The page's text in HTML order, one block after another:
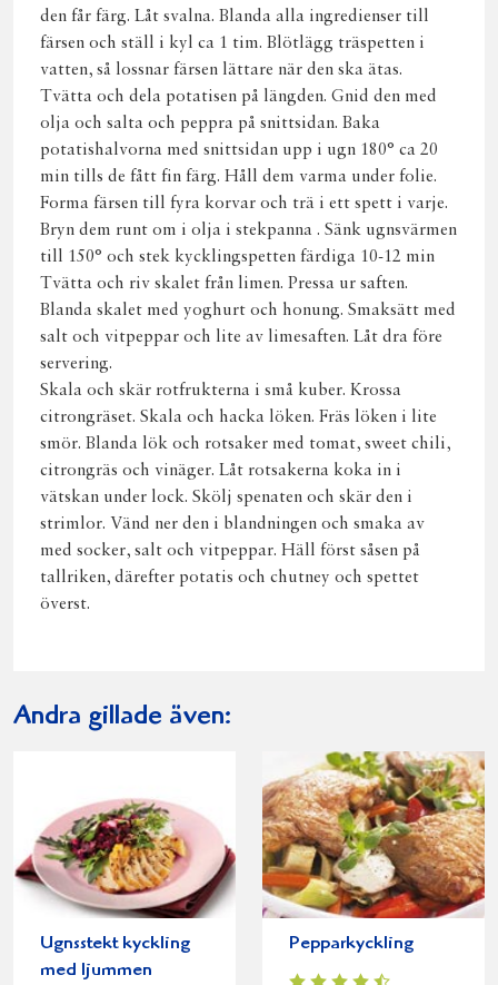
den får färg. Låt svalna. Blanda alla ingredienser till
färsen och ställ i kyl ca 1 tim. Blötlägg träspetten i
vatten, så lossnar färsen lättare när den ska ätas.
Tvätta och dela potatisen på längden. Gnid den med
olja och salta och peppra på snittsidan. Baka
potatishalvorna med snittsidan upp i ugn 180° ca 20
min tills de fått fin färg. Håll dem varma under folie.
Forma färsen till fyra korvar och trä i ett spett i varje.
Bryn dem runt om i olja i stekpanna . Sänk ugnsvärmen
till 150° och stek kycklingspetten färdiga 10-12 min
Tvätta och riv skalet från limen. Pressa ur saften.
Blanda skalet med yoghurt och honung. Smaksätt med
salt och vitpeppar och lite av limesaften. Låt dra före
servering.
Skala och skär rotfrukterna i små kuber. Krossa
citrongräset. Skala och hacka löken. Fräs löken i lite
smör. Blanda lök och rotsaker med tomat, sweet chili,
citrongräs och vinäger. Låt rotsakerna koka in i
vätskan under lock. Skölj spenaten och skär den i
strimlor. Vänd ner den i blandningen och smaka av
med socker, salt och vitpeppar. Häll först såsen på
tallriken, därefter potatis och chutney och spettet
överst.
Andra gillade även:
Ugnsstekt kyckling
med ljummen
Pepparkyckling